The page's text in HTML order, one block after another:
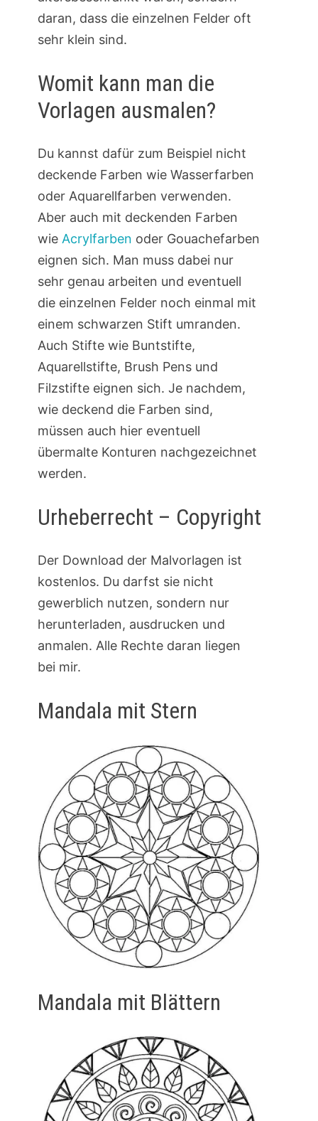
daran, dass die einzelnen Felder oft
sehr klein sind.
Womit kann man die
Vorlagen ausmalen?
Du kannst dafür zum Beispiel nicht
deckende Farben wie Wasserfarben
oder Aquarellfarben verwenden.
Aber auch mit deckenden Farben
wie Acrylfarben oder Gouachefarben
eignen sich. Man muss dabei nur
sehr genau arbeiten und eventuell
die einzelnen Felder noch einmal mit
einem schwarzen Stift umranden.
Auch Stifte wie Buntstifte,
Aquarellstifte, Brush Pens und
Filzstifte eignen sich. Je nachdem,
wie deckend die Farben sind,
müssen auch hier eventuell
übermalte Konturen nachgezeichnet
werden.
Urheberrecht – Copyright
Der Download der Malvorlagen ist
kostenlos. Du darfst sie nicht
gewerblich nutzen, sondern nur
herunterladen, ausdrucken und
anmalen. Alle Rechte daran liegen
bei mir.
Mandala mit Stern
Mandala mit Blättern